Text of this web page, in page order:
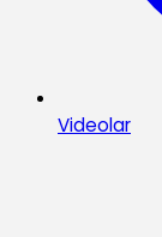
Videolar